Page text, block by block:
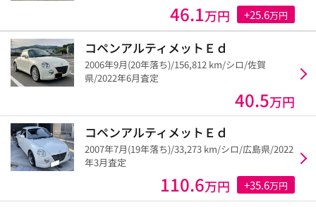
46.1万円 +25.6万円
コペンアルティメットＥｄ
2006年9月(20年落ち)/156,812 km/シロ/佐賀
県/2022年6月査定
40.5万円
コペンアルティメットＥｄ
2007年7月(19年落ち)/33,273 km/シロ/広島県/2022
年3月査定
110.6万円 +35.6万円